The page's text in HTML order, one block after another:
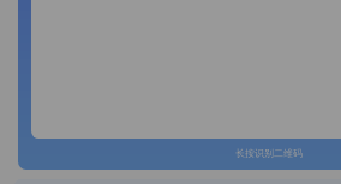
长按识别二维码